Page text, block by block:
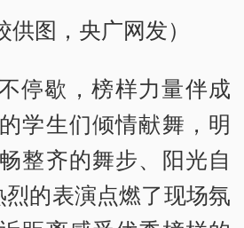
供图，央广网发）
停歇，榜样力量伴成
学生们倾情献舞，明
整齐的舞步、阳光自
的表演点燃了现场氛